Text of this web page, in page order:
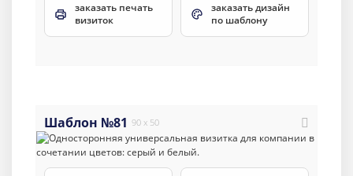
заказать печать
визиток
заказать дизайн
по шаблону
Шаблон №81 90 x 50